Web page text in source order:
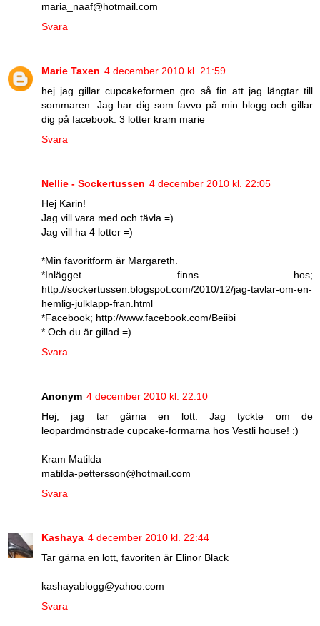
maria_naaf@hotmail.com
Svara
Marie Taxen 4 december 2010 kl. 21:59
hej jag gillar cupcakeformen gro så fin att jag längtar till
sommaren. Jag har dig som favvo på min blogg och gillar
dig på facebook. 3 lotter kram marie
Svara
Nellie - Sockertussen 4 december 2010 kl. 22:05
Hej Karin!
Jag vill vara med och tävla =)
Jag vill ha 4 lotter =)
*Min favoritform är Margareth.
*Inlägget finns hos;
http://sockertussen.blogspot.com/2010/12/jag-tavlar-om-en-
hemlig-julklapp-fran.html
*Facebook; http://www.facebook.com/Beiibi
* Och du är gillad =)
Svara
Anonym 4 december 2010 kl. 22:10
Hej, jag tar gärna en lott. Jag tyckte om de
leopardmönstrade cupcake-formarna hos Vestli house! :)
Kram Matilda
matilda-pettersson@hotmail.com
Svara
Kashaya 4 december 2010 kl. 22:44
Tar gärna en lott, favoriten är Elinor Black
kashayablogg@yahoo.com
Svara